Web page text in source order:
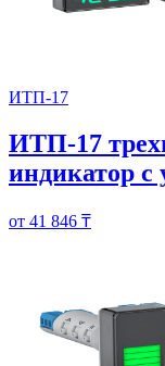
ИТП-17
ИТП-17
индикатор с
от 41 846 ₸